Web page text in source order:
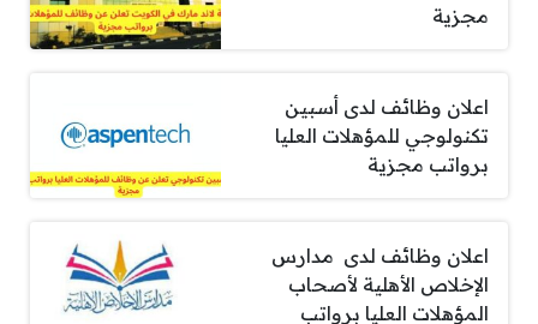
مجزية
اعلان وظائف لدى أسبين
تكنولوجي للمؤهلات العليا
برواتب مجزية
اعلان وظائف لدى مدارس
الإخلاص الأهلية لأصحاب
المؤهلات العليا برواتب